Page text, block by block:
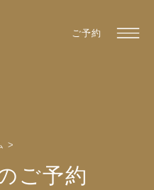
ご予約
>
ご予約